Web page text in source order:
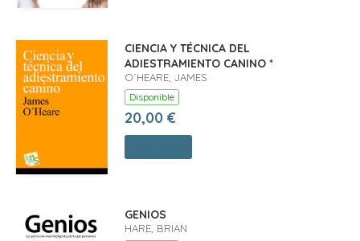
CIENCIA Y TÉCNICA DEL
ADIESTRAMIENTO CANINO *
O´HEARE, JAMES
Disponible
20,00 €
GENIOS
HARE, BRIAN